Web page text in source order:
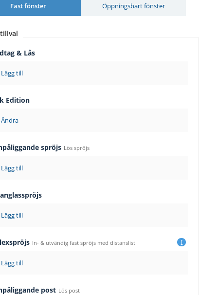
Fast fönster Öppningsbart fönster
& Lås
Lägg till
Edition
Ändra
spröjs Lös spröjs
Lägg till
Lägg till
In- & utvändig fast spröjs med distanslist
Lägg till
post Lös post